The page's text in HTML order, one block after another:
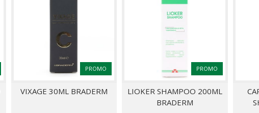
PROMO
VIXAGE 30ML BRADERM
PROMO
LIOKER SHAMPOO 200ML
BRADERM